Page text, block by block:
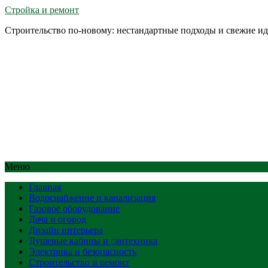
Стройка и ремонт
Строительство по-новому: нестандартные подходы и свежие
Меню
Главная
Водоснабжение и канализация
Газовое оборудование
Дача и огород
Дизайн интерьера
Душевые кабины и сантехника
Электрика и безопасность
Строительство и ремонт